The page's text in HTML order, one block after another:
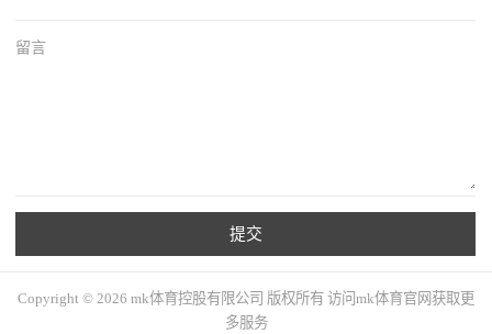
留言
提交
Copyright © 2026 mk体育控股有限公司 版权所有 访问mk体育官网获取更
多服务